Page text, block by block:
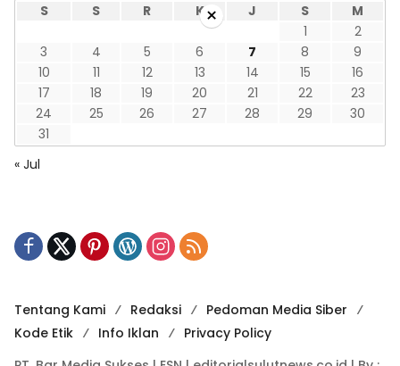
S
S R K J S
M
1
2
3
4 5 6 7 8
9
10
11 12 13 14 15
16
17
18 19 20 21 22
23
24
25 26 27 28 29
30
31
« Jul
Tentang Kami Redaksi
Pedoman Media Siber
Kode Etik
Info Iklan
Privacy Policy
×